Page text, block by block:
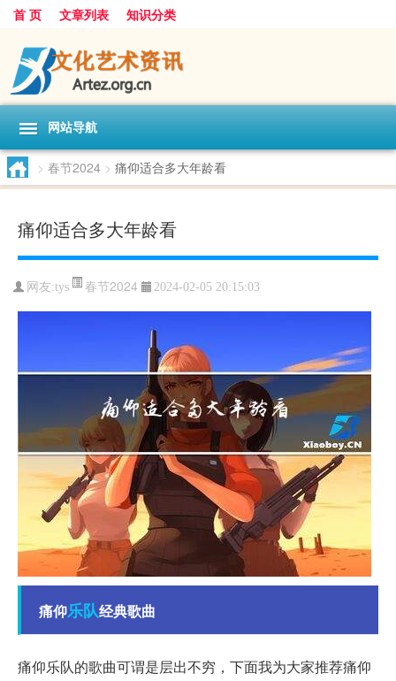
首 页 文章列表 知识分类
网站导航
> 春节2024 > 痛仰适合多大年龄看
痛仰适合多大年龄看
网友:tys 春节2024 2024-02-05 20:15:03
痛仰乐队经典歌曲
痛仰乐队的歌曲可谓是层出不穷，下面我为大家推荐痛仰